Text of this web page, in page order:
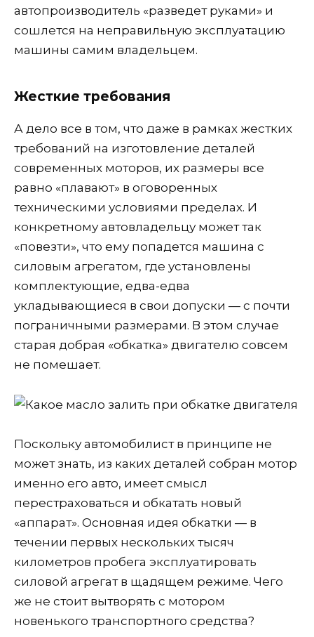
автопроизводитель «разведет руками» и
сошлется на неправильную эксплуатацию
машины самим владельцем.
Жесткие требования
А дело все в том, что даже в рамках жестких
требований на изготовление деталей
современных моторов, их размеры все
равно «плавают» в оговоренных
техническими условиями пределах. И
конкретному автовладельцу может так
«повезти», что ему попадется машина с
силовым агрегатом, где установлены
комплектующие, едва-едва
укладывающиеся в свои допуски — с почти
пограничными размерами. В этом случае
старая добрая «обкатка» двигателю совсем
не помешает.
Поскольку автомобилист в принципе не
может знать, из каких деталей собран мотор
именно его авто, имеет смысл
перестраховаться и обкатать новый
«аппарат». Основная идея обкатки — в
течении первых нескольких тысяч
километров пробега эксплуатировать
силовой агрегат в щадящем режиме. Чего
же не стоит вытворять с мотором
новенького транспортного средства?